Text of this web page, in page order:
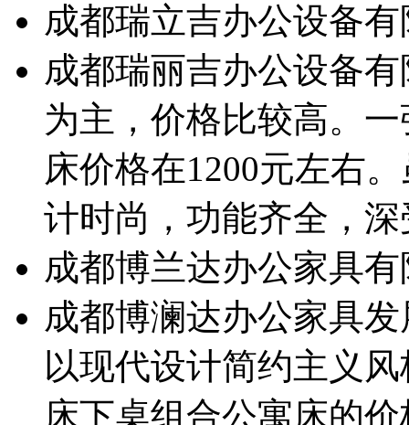
成都瑞立吉办公设备
成都瑞丽吉办公设备
为主，价格比较高。
床价格在1200元左右
计时尚，功能齐全，
成都博兰达办公家具
成都博澜达办公家具
以现代设计简约主义
床下桌组合公寓床的